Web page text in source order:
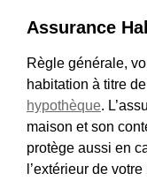
Assurance
Règle générale,
habitation à titre
hypothèque.
maison et son
protège aussi en
l’extérieur de